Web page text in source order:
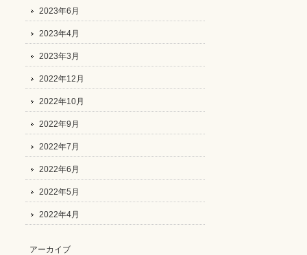
2023年6月
2023年4月
2023年3月
2022年12月
2022年10月
2022年9月
2022年7月
2022年6月
2022年5月
2022年4月
アーカイブ